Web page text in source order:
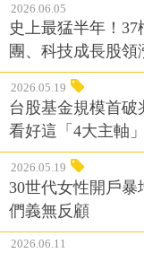
2026.06.05
史上最猛半年！
團、科技成長股領
2026.05.19
台股基金規模首破
看好這「4大主軸」
2026.05.19
30世代女性開戶
們義無反顧
2026.06.11